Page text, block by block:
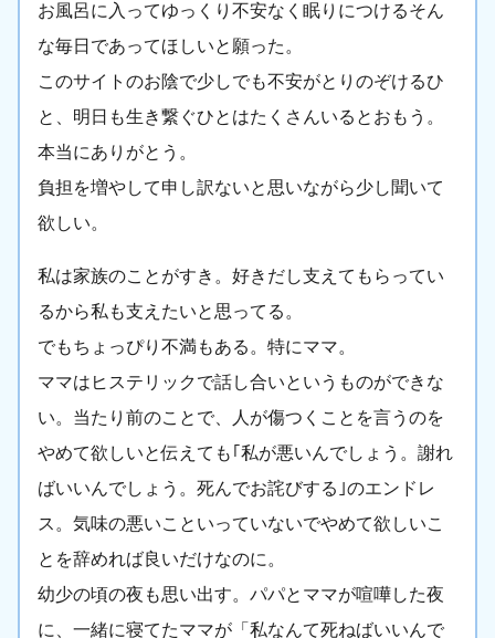
お風呂に入ってゆっくり不安なく眠りにつけるそん
な毎日であってほしいと願った。
このサイトのお陰で少しでも不安がとりのぞけるひ
と、明日も生き繋ぐひとはたくさんいるとおもう。
本当にありがとう。
負担を増やして申し訳ないと思いながら少し聞いて
欲しい。
私は家族のことがすき。好きだし支えてもらってい
るから私も支えたいと思ってる。
でもちょっぴり不満もある。特にママ。
ママはヒステリックで話し合いというものができな
い。当たり前のことで、人が傷つくことを言うのを
やめて欲しいと伝えても｢私が悪いんでしょう。謝れ
ばいいんでしょう。死んでお詫びする｣のエンドレ
ス。気味の悪いこといっていないでやめて欲しいこ
とを辞めれば良いだけなのに。
幼少の頃の夜も思い出す。パパとママが喧嘩した夜
に、一緒に寝てたママが「私なんて死ねばいいんで